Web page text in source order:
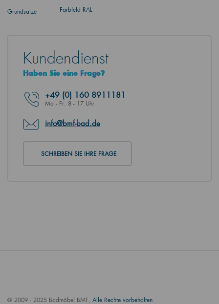
Grundsätze
Farbfeld RAL
Kundendienst
Haben Sie eine Frage?
+49 (0) 160 8911181
Mo - Fr: 8 - 17 Uhr
info@bmf-bad.de
SCHREIBEN SIE IHRE FRAGE
© 2009 - 2025 Badmöbel BMF, Alle Rechte vorbehalten